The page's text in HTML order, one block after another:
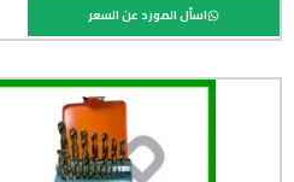
اسأل المورد عن السعر